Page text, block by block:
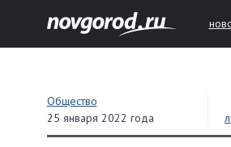
Общество
25 января 2022 года